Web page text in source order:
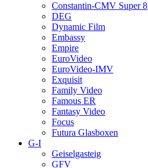
Constantin-CMV Super 8
DEG
Dynamic Film
Embassy
Empire
EuroVideo
EuroVideo-IMV
Exquisit
Family Video
Famous ER
Fantasy Video
Focus
Futura Glasboxen
G-I
Geiselgasteig
GFV